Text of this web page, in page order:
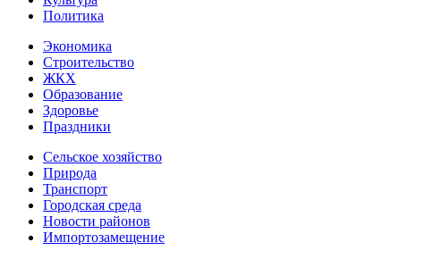
Политика
Экономика
Строительство
ЖКХ
Образование
Здоровье
Праздники
Сельское хозяйство
Природа
Транспорт
Городская среда
Новости районов
Импортозамещение